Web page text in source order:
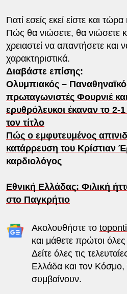
Γιατί εσείς εκεί είστε και
Πώς θα νιώσετε, θα νιώσετε
χρειαστεί να απαντήσετε και
χαρακτηριστικά.
Διαβάστε επίσης:
Ολυμπιακός –
πρωταγωνιστές Φουρνιέ
ερυθρόλευκοι έκαναν το 2-
τον τίτλο
Πώς ο εμφυτευμένος
κατάρρευση του Κρίστιαν
καρδιολόγος
Εθνική Ελλάδας: Φιλική
στο Παγκρήτιο
Ακολουθήστε το
και μάθετε πρώτοι όλες
Δείτε όλες τις
Ελλάδα και τον Κόσμο,
συμβαίνουν.